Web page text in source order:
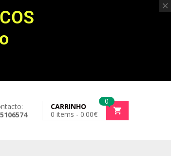
0
CARRINHO
0 items - 0.00€